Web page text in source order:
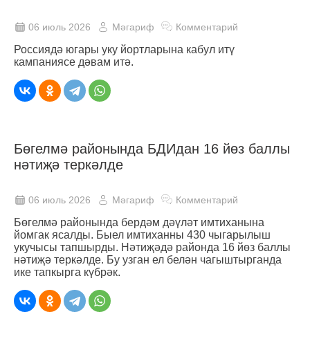
06 июль 2026 Мәгариф Комментарий
Россиядә югары уку йортларына кабул итү
кампаниясе дәвам итә.
Бөгелмә районында БДИдан 16 йөз баллы
нәтиҗә теркәлде
06 июль 2026 Мәгариф Комментарий
Бөгелмә районында бердәм дәүләт имтиханына
йомгак ясалды. Быел имтиханны 430 чыгарылыш
укучысы тапшырды. Нәтиҗәдә районда 16 йөз баллы
нәтиҗә теркәлде. Бу узган ел белән чагыштырганда
ике тапкырга күбрәк.